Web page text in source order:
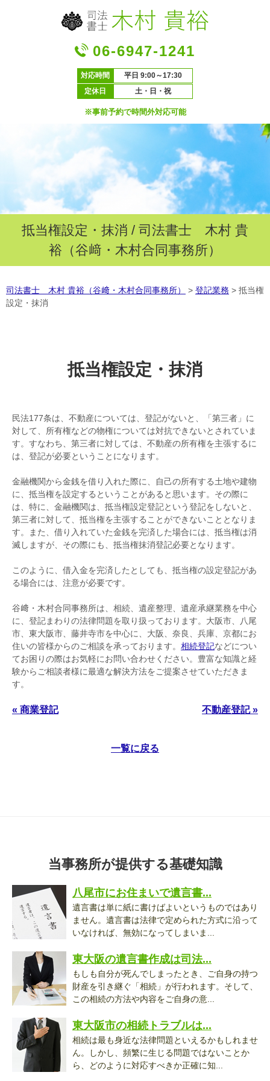
06-6947-1241
対応時間
平日 9:00～17:30
定休日
土・日・祝
※事前予約で時間外対応可能
抵当権設定・抹消 / 司法書士 木村 貴
裕（谷﨑・木村合同事務所）
司法書士 木村 貴裕（谷﨑・木村合同事務所） > 登記業務 > 抵当権
設定・抹消
抵当権設定・抹消
民法177条は、不動産については、登記がないと、「第三者」に
対して、所有権などの物権については対抗できないとされていま
す。すなわち、第三者に対しては、不動産の所有権を主張するに
は、登記が必要ということになります。
金融機関から金銭を借り入れた際に、自己の所有する土地や建物
に、抵当権を設定するということがあると思います。その際に
は、特に、金融機関は、抵当権設定登記という登記をしないと、
第三者に対して、抵当権を主張することができないこととなりま
す。また、借り入れていた金銭を完済した場合には、抵当権は消
滅しますが、その際にも、抵当権抹消登記必要となります。
このように、借入金を完済したとしても、抵当権の設定登記があ
る場合には、注意が必要です。
谷﨑・木村合同事務所は、相続、遺産整理、遺産承継業務を中心
に、登記まわりの法律問題を取り扱っております。大阪市、八尾
市、東大阪市、藤井寺市を中心に、大阪、奈良、兵庫、京都にお
住いの皆様からのご相談を承っております。 相続登記などについ
てお困りの際はお気軽にお問い合わせください。豊富な知識と経
験からご相談者様に最適な解決方法をご提案させていただきま
す。
« 商業登記 不動産登記 »
一覧に戻る
当事務所が提供する基礎知識
八尾市にお住まいで遺言書...
遺言書は単に紙に書けばよいというものではあり
ません。遺言書は法律で定められた方式に沿って
いなければ、無効になってしまいま...
東大阪の遺言書作成は司法...
もしも自分が死んでしまったとき、ご自身の持つ
財産を引き継ぐ「相続」が行われます。そして、
この相続の方法や内容をご自身の意...
東大阪市の相続トラブルは...
相続は最も身近な法律問題といえるかもしれませ
ん。しかし、頻繁に生じる問題ではないことか
ら、どのように対応すべきか正確に知...